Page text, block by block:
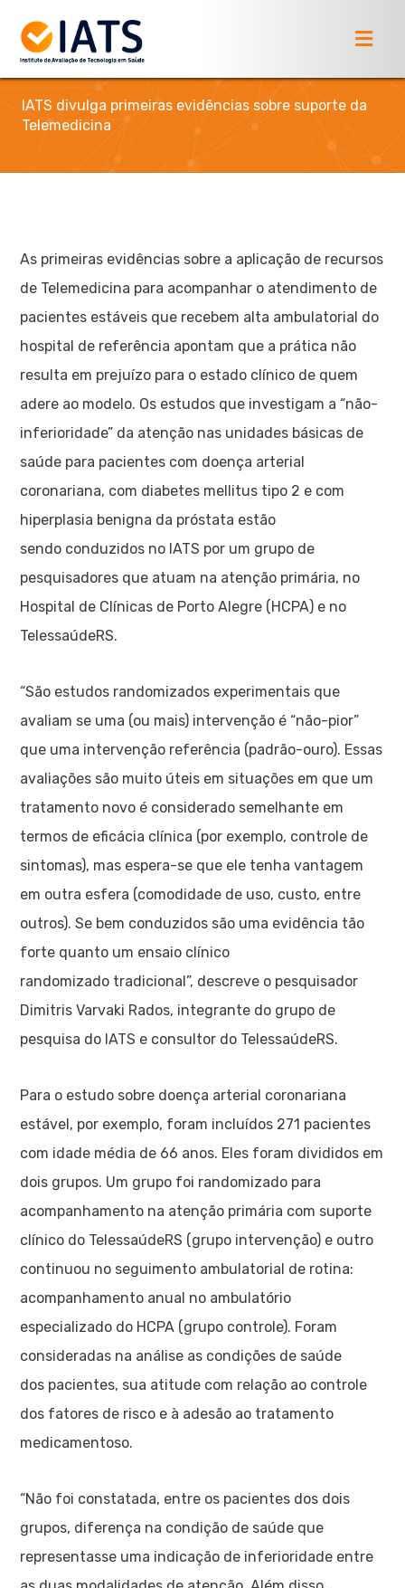
IATS divulga primeiras evidências sobre suporte da
Telemedicina
As primeiras evidências sobre a aplicação de recursos
de Telemedicina para acompanhar o atendimento de
pacientes estáveis que recebem alta ambulatorial do
hospital de referência apontam que a prática não
resulta em prejuízo para o estado clínico de quem
adere ao modelo. Os estudos que investigam a “não-
inferioridade” da atenção nas unidades básicas de
saúde para pacientes com doença arterial
coronariana, com diabetes mellitus tipo 2 e com
hiperplasia benigna da próstata estão
sendo conduzidos no IATS por um grupo de
pesquisadores que atuam na atenção primária, no
Hospital de Clínicas de Porto Alegre (HCPA) e no
TelessaúdeRS.
“São estudos randomizados experimentais que
avaliam se uma (ou mais) intervenção é “não-pior”
que uma intervenção referência (padrão-ouro). Essas
avaliações são muito úteis em situações em que um
tratamento novo é considerado semelhante em
termos de eficácia clínica (por exemplo, controle de
sintomas), mas espera-se que ele tenha vantagem
em outra esfera (comodidade de uso, custo, entre
outros). Se bem conduzidos são uma evidência tão
forte quanto um ensaio clínico
randomizado tradicional”, descreve o pesquisador
Dimitris Varvaki Rados, integrante do grupo de
pesquisa do IATS e consultor do TelessaúdeRS.
Para o estudo sobre doença arterial coronariana
estável, por exemplo, foram incluídos 271 pacientes
com idade média de 66 anos. Eles foram divididos em
dois grupos. Um grupo foi randomizado para
acompanhamento na atenção primária com suporte
clínico do TelessaúdeRS (grupo intervenção) e outro
continuou no seguimento ambulatorial de rotina:
acompanhamento anual no ambulatório
especializado do HCPA (grupo controle). Foram
consideradas na análise as condições de saúde
dos pacientes, sua atitude com relação ao controle
dos fatores de risco e à adesão ao tratamento
medicamentoso.
“Não foi constatada, entre os pacientes dos dois
grupos, diferença na condição de saúde que
representasse uma indicação de inferioridade entre